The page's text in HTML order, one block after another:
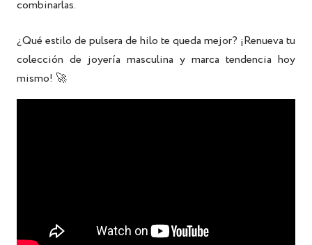
combinarlas.
¿Qué estilo de pulsera de hilo te queda mejor? ¡Renueva tu
colección de joyería masculina y marca tendencia hoy
mismo! 🚀